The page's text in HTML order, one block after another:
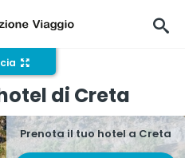
di Creta
Prenota il tuo hotel a Creta